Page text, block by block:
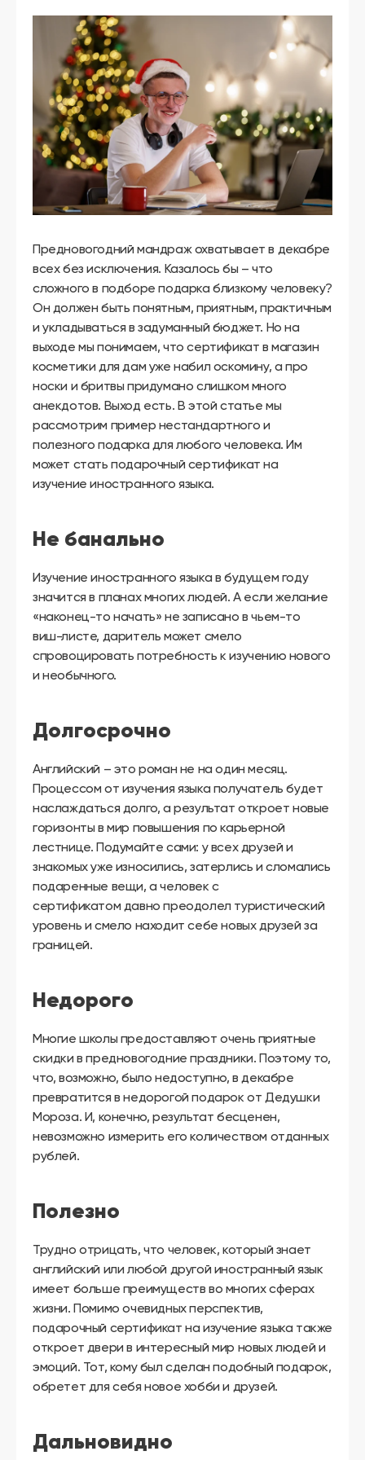
город:
Москва
Выбрать
другой
Личный
кабинет
школы
Помочь
Добавить
школу
Предновогодний мандраж охватывает в декабре
всех без исключения. Казалось бы – что
сложного в подборе подарка близкому человеку?
Он должен быть понятным, приятным, практичным
и укладываться в задуманный бюджет. Но на
выходе мы понимаем, что сертификат в магазин
косметики для дам уже набил оскомину, а про
носки и бритвы придумано слишком много
анекдотов. Выход есть. В этой статье мы
рассмотрим пример нестандартного и
полезного подарка для любого человека. Им
может стать подарочный сертификат на
изучение иностранного языка.
Не банально
Изучение иностранного языка в будущем году
значится в планах многих людей. А если желание
«наконец-то начать» не записано в чьем-то
виш-листе, даритель может смело
спровоцировать потребность к изучению нового
и необычного.
Долгосрочно
Английский – это роман не на один месяц.
Процессом от изучения языка получатель будет
наслаждаться долго, а результат откроет новые
горизонты в мир повышения по карьерной
лестнице. Подумайте сами: у всех друзей и
знакомых уже износились, затерлись и сломались
подаренные вещи, а человек с
сертификатом давно преодолел туристический
уровень и смело находит себе новых друзей за
границей.
Недорого
Многие школы предоставляют очень приятные
скидки в предновогодние праздники. Поэтому то,
что, возможно, было недоступно, в декабре
превратится в недорогой подарок от Дедушки
Мороза. И, конечно, результат бесценен,
невозможно измерить его количеством отданных
рублей.
Полезно
Трудно отрицать, что человек, который знает
английский или любой другой иностранный язык
имеет больше преимуществ во многих сферах
жизни. Помимо очевидных перспектив,
подарочный сертификат на изучение языка также
откроет двери в интересный мир новых людей и
эмоций. Тот, кому был сделан подобный подарок,
обретет для себя новое хобби и друзей.
Дальновидно